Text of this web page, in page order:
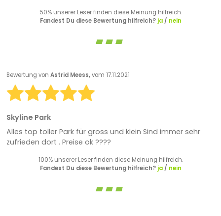
50% unserer Leser finden diese Meinung hilfreich.
Fandest Du diese Bewertung hilfreich? ja/ nein
Bewertung von Astrid Meess,vom 17.11.2021
Skyline Park
Alles top toller Park für gross und klein Sind immer sehr
zufrieden dort . Preise ok ????
100% unserer Leser finden diese Meinung hilfreich.
Fandest Du diese Bewertung hilfreich? ja/ nein